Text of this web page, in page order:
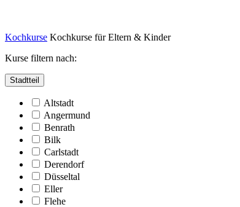
Kochkurse Kochkurse für Eltern & Kinder
Kurse filtern nach:
Stadtteil
Altstadt
Angermund
Benrath
Bilk
Carlstadt
Derendorf
Düsseltal
Eller
Flehe